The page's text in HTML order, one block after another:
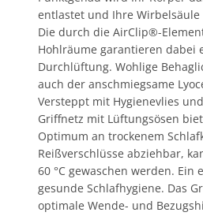
entlastet und Ihre
Die durch die AirClip®-
Hohlräume garantieren dabei
Durchlüftung. Wohlige
auch der anschmiegsame
Versteppt mit Hygienevlies
Griffnetz mit Lüftungsösen
Optimum an trockenem
Reißverschlüsse abziehbar,
60 °C gewaschen werden. Ein
gesunde Schlafhygiene. Das
optimale Wende- und